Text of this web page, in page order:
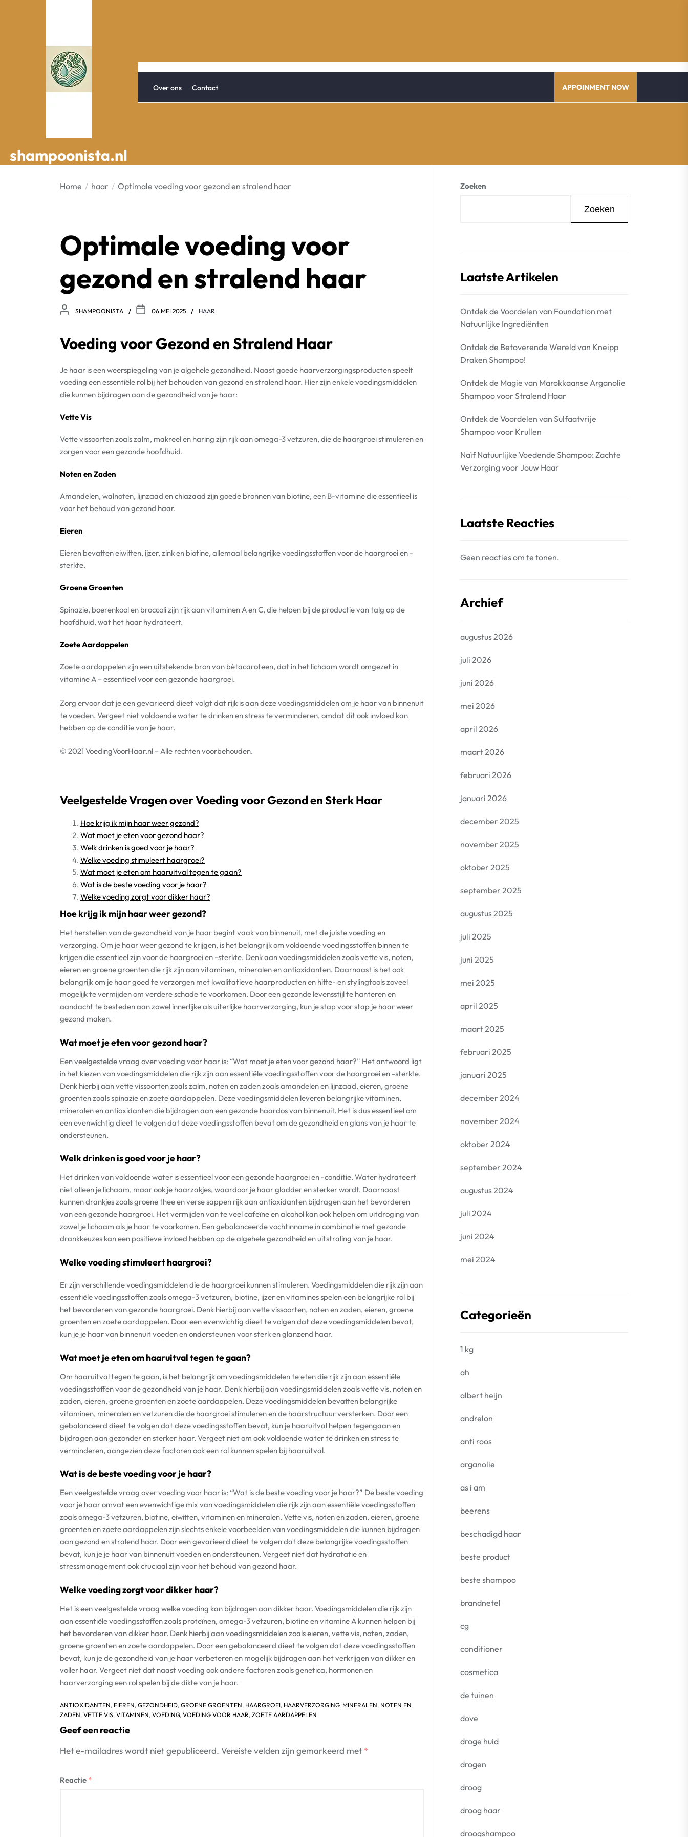
shampoonista.nl
shampoonista.nl
Over ons Contact APPOINMENT NOW
Home haar Optimale voeding voor gezond en stralend haar
Optimale voeding voor
gezond en stralend haar
SHAMPOONISTA 06 MEI 2025 HAAR
Voeding voor Gezond en Stralend Haar
Je haar is een weerspiegeling van je algehele gezondheid. Naast goede haarverzorgingsproducten speelt
voeding een essentiële rol bij het behouden van gezond en stralend haar. Hier zijn enkele voedingsmiddelen
die kunnen bijdragen aan de gezondheid van je haar:
Vette Vis
Vette vissoorten zoals zalm, makreel en haring zijn rijk aan omega-3 vetzuren, die de haargroei stimuleren en
zorgen voor een gezonde hoofdhuid.
Noten en Zaden
Amandelen, walnoten, lijnzaad en chiazaad zijn goede bronnen van biotine, een B-vitamine die essentieel is
voor het behoud van gezond haar.
Eieren
Eieren bevatten eiwitten, ijzer, zink en biotine, allemaal belangrijke voedingsstoffen voor de haargroei en -
sterkte.
Groene Groenten
Spinazie, boerenkool en broccoli zijn rijk aan vitaminen A en C, die helpen bij de productie van talg op de
hoofdhuid, wat het haar hydrateert.
Zoete Aardappelen
Zoete aardappelen zijn een uitstekende bron van bètacaroteen, dat in het lichaam wordt omgezet in
vitamine A – essentieel voor een gezonde haargroei.
Zorg ervoor dat je een gevarieerd dieet volgt dat rijk is aan deze voedingsmiddelen om je haar van binnenuit
te voeden. Vergeet niet voldoende water te drinken en stress te verminderen, omdat dit ook invloed kan
hebben op de conditie van je haar.
© 2021 VoedingVoorHaar.nl – Alle rechten voorbehouden.
Veelgestelde Vragen over Voeding voor Gezond en Sterk Haar
Hoe krijg ik mijn haar weer gezond?
Wat moet je eten voor gezond haar?
Welk drinken is goed voor je haar?
Welke voeding stimuleert haargroei?
Wat moet je eten om haaruitval tegen te gaan?
Wat is de beste voeding voor je haar?
Welke voeding zorgt voor dikker haar?
Hoe krijg ik mijn haar weer gezond?
Het herstellen van de gezondheid van je haar begint vaak van binnenuit, met de juiste voeding en
verzorging. Om je haar weer gezond te krijgen, is het belangrijk om voldoende voedingsstoffen binnen te
krijgen die essentieel zijn voor de haargroei en -sterkte. Denk aan voedingsmiddelen zoals vette vis, noten,
eieren en groene groenten die rijk zijn aan vitaminen, mineralen en antioxidanten. Daarnaast is het ook
belangrijk om je haar goed te verzorgen met kwalitatieve haarproducten en hitte- en stylingtools zoveel
mogelijk te vermijden om verdere schade te voorkomen. Door een gezonde levensstijl te hanteren en
aandacht te besteden aan zowel innerlijke als uiterlijke haarverzorging, kun je stap voor stap je haar weer
gezond maken.
Wat moet je eten voor gezond haar?
Een veelgestelde vraag over voeding voor haar is: “Wat moet je eten voor gezond haar?” Het antwoord ligt
in het kiezen van voedingsmiddelen die rijk zijn aan essentiële voedingsstoffen voor de haargroei en -sterkte.
Denk hierbij aan vette vissoorten zoals zalm, noten en zaden zoals amandelen en lijnzaad, eieren, groene
groenten zoals spinazie en zoete aardappelen. Deze voedingsmiddelen leveren belangrijke vitaminen,
mineralen en antioxidanten die bijdragen aan een gezonde haardos van binnenuit. Het is dus essentieel om
een evenwichtig dieet te volgen dat deze voedingsstoffen bevat om de gezondheid en glans van je haar te
ondersteunen.
Welk drinken is goed voor je haar?
Het drinken van voldoende water is essentieel voor een gezonde haargroei en -conditie. Water hydrateert
niet alleen je lichaam, maar ook je haarzakjes, waardoor je haar gladder en sterker wordt. Daarnaast
kunnen drankjes zoals groene thee en verse sappen rijk aan antioxidanten bijdragen aan het bevorderen
van een gezonde haargroei. Het vermijden van te veel cafeïne en alcohol kan ook helpen om uitdroging van
zowel je lichaam als je haar te voorkomen. Een gebalanceerde vochtinname in combinatie met gezonde
drankkeuzes kan een positieve invloed hebben op de algehele gezondheid en uitstraling van je haar.
Welke voeding stimuleert haargroei?
Er zijn verschillende voedingsmiddelen die de haargroei kunnen stimuleren. Voedingsmiddelen die rijk zijn aan
essentiële voedingsstoffen zoals omega-3 vetzuren, biotine, ijzer en vitamines spelen een belangrijke rol bij
het bevorderen van gezonde haargroei. Denk hierbij aan vette vissoorten, noten en zaden, eieren, groene
groenten en zoete aardappelen. Door een evenwichtig dieet te volgen dat deze voedingsmiddelen bevat,
kun je je haar van binnenuit voeden en ondersteunen voor sterk en glanzend haar.
Wat moet je eten om haaruitval tegen te gaan?
Om haaruitval tegen te gaan, is het belangrijk om voedingsmiddelen te eten die rijk zijn aan essentiële
voedingsstoffen voor de gezondheid van je haar. Denk hierbij aan voedingsmiddelen zoals vette vis, noten en
zaden, eieren, groene groenten en zoete aardappelen. Deze voedingsmiddelen bevatten belangrijke
vitaminen, mineralen en vetzuren die de haargroei stimuleren en de haarstructuur versterken. Door een
gebalanceerd dieet te volgen dat deze voedingsstoffen bevat, kun je haaruitval helpen tegengaan en
bijdragen aan gezonder en sterker haar. Vergeet niet om ook voldoende water te drinken en stress te
verminderen, aangezien deze factoren ook een rol kunnen spelen bij haaruitval.
Wat is de beste voeding voor je haar?
Een veelgestelde vraag over voeding voor haar is: “Wat is de beste voeding voor je haar?” De beste voeding
voor je haar omvat een evenwichtige mix van voedingsmiddelen die rijk zijn aan essentiële voedingsstoffen
zoals omega-3 vetzuren, biotine, eiwitten, vitaminen en mineralen. Vette vis, noten en zaden, eieren, groene
groenten en zoete aardappelen zijn slechts enkele voorbeelden van voedingsmiddelen die kunnen bijdragen
aan gezond en stralend haar. Door een gevarieerd dieet te volgen dat deze belangrijke voedingsstoffen
bevat, kun je je haar van binnenuit voeden en ondersteunen. Vergeet niet dat hydratatie en
stressmanagement ook cruciaal zijn voor het behoud van gezond haar.
Welke voeding zorgt voor dikker haar?
Het is een veelgestelde vraag welke voeding kan bijdragen aan dikker haar. Voedingsmiddelen die rijk zijn
aan essentiële voedingsstoffen zoals proteïnen, omega-3 vetzuren, biotine en vitamine A kunnen helpen bij
het bevorderen van dikker haar. Denk hierbij aan voedingsmiddelen zoals eieren, vette vis, noten, zaden,
groene groenten en zoete aardappelen. Door een gebalanceerd dieet te volgen dat deze voedingsstoffen
bevat, kun je de gezondheid van je haar verbeteren en mogelijk bijdragen aan het verkrijgen van dikker en
voller haar. Vergeet niet dat naast voeding ook andere factoren zoals genetica, hormonen en
haarverzorging een rol spelen bij de dikte van je haar.
ANTIOXIDANTEN, EIEREN, GEZONDHEID, GROENE GROENTEN, HAARGROEI, HAARVERZORGING, MINERALEN, NOTEN EN
ZADEN, VETTE VIS, VITAMINEN, VOEDING, VOEDING VOOR HAAR, ZOETE AARDAPPELEN
Geef een reactie
Het e-mailadres wordt niet gepubliceerd. Vereiste velden zijn gemarkeerd met *
Reactie *
Zoeken
Zoeken
Laatste Artikelen
Ontdek de Voordelen van Foundation met
Natuurlijke Ingrediënten
Ontdek de Betoverende Wereld van Kneipp
Draken Shampoo!
Ontdek de Magie van Marokkaanse Arganolie
Shampoo voor Stralend Haar
Ontdek de Voordelen van Sulfaatvrije
Shampoo voor Krullen
Naïf Natuurlijke Voedende Shampoo: Zachte
Verzorging voor Jouw Haar
Laatste Reacties
Geen reacties om te tonen.
Archief
augustus 2026
juli 2026
juni 2026
mei 2026
april 2026
maart 2026
februari 2026
januari 2026
december 2025
november 2025
oktober 2025
september 2025
augustus 2025
juli 2025
juni 2025
mei 2025
april 2025
maart 2025
februari 2025
januari 2025
december 2024
november 2024
oktober 2024
september 2024
augustus 2024
juli 2024
juni 2024
mei 2024
Categorieën
1 kg
ah
albert heijn
andrelon
anti roos
arganolie
as i am
beerens
beschadigd haar
beste product
beste shampoo
brandnetel
cg
conditioner
cosmetica
de tuinen
dove
droge huid
drogen
droog
droog haar
droogshampoo